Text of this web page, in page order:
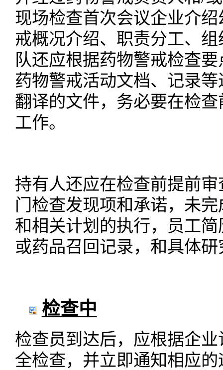
现场检查首次会议企业介
戒概况介绍、职责分工、
队还应根据药物警戒检查
药物警戒活动文档、记录
翻译的文件，务必要在检
工作。
持有人还应在检查前提前
门检查发现项和承诺，未
和相关计划的执行，员工
或药品召回记录，和具体
检查中
检查员到达后，应根据企
全检查，并立即通知相应